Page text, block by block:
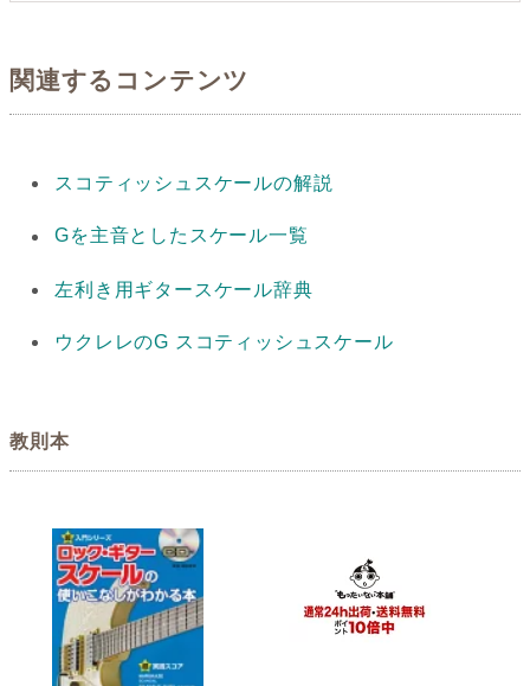
関連するコンテンツ
スコティッシュスケールの解説
Gを主音としたスケール一覧
左利き用ギタースケール辞典
ウクレレのG スコティッシュスケール
教則本